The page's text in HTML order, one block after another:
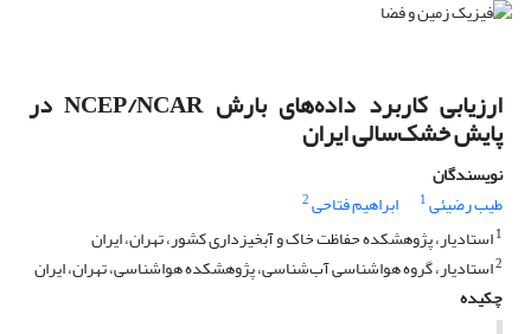
ارزیابی کاربرد داده‌‌های بارش NCEP/NCAR در
پایش خشک‌سالی ایران
نویسندگان
طیب رضیئی1 ابراهیم فتاحی2
1استادیار، پژوهشکده حفاظت خاک و آبخیزداری کشور، تهران، ایران
2استادیار، گروه هواشناسی آب‌شناسی، پژوهشکده هواشناسی، تهران، ایران
چکیده